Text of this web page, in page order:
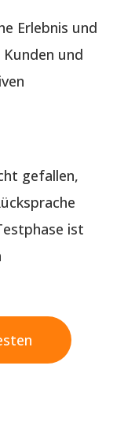
Erlebnis und
und
gefallen,
ist